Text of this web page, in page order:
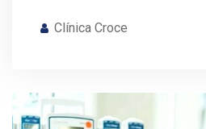
Clínica Croce